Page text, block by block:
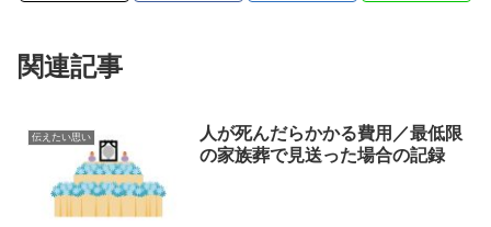
関連記事
伝えたい思い
人が死んだらかかる費用／最低限
の家族葬で見送った場合の記録